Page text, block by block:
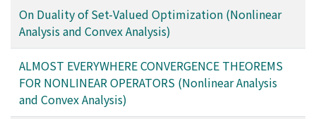
On Duality of Set-Valued Optimization (Nonlinear
Analysis and Convex Analysis)
ALMOST EVERYWHERE CONVERGENCE THEOREMS
FOR NONLINEAR OPERATORS (Nonlinear Analysis
and Convex Analysis)